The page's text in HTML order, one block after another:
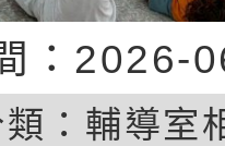
：2026-
： 輔導室